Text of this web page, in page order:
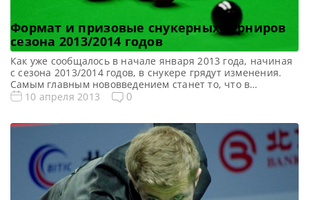
Формат и призовые снукерных турниров
сезона 2013/2014 годов
Как уже сообщалось в начале января 2013 года, начиная
с сезона 2013/2014 годов, в снукере грядут изменения.
Самым главным нововведением станет то, что в
большинстве турниров, а именно в 9 из 12, игроки будут
который в следующем сезоне составит 8 миллионов […]
10 апреля 2013 0